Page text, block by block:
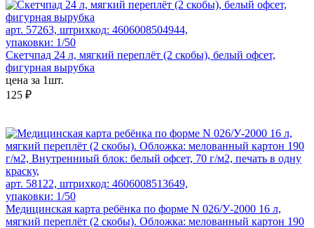
арт. 57263, штрихкод: 4606008504944,
упаковки: 1/50
Скетчпад 24 л, мягкий переплёт (2 скобы), белый офсет,
фигурная вырубка
цена за 1шт.
125 ₽
арт. 58122, штрихкод: 4606008513649,
упаковки: 1/50
Медицинская карта ребёнка по форме N 026/У-2000 16 л,
мягкий переплёт (2 скобы). Обложка: мелованный картон 190